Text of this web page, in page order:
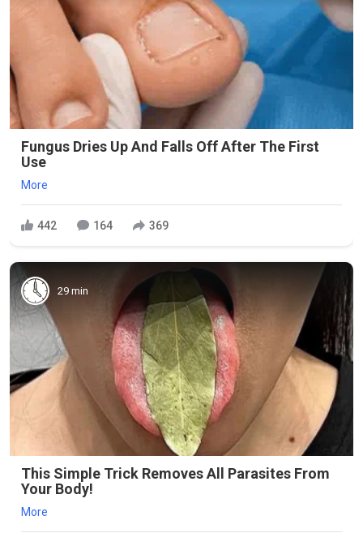
Fungus Dries Up And Falls Off After The First
Use
More
442 164 369
29 min
This Simple Trick Removes All Parasites From
Your Body!
More